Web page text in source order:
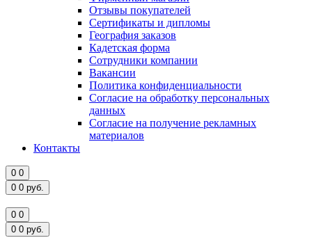
Отзывы покупателей
Сертификаты и дипломы
География заказов
Кадетская форма
Сотрудники компании
Вакансии
Политика конфиденциальности
Согласие на обработку персональных
данных
Согласие на получение рекламных
материалов
Контакты
0 0
0 0 руб.
0 0
0 0 руб.